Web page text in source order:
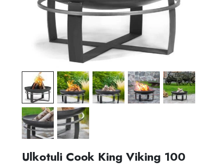
Ulkotuli Cook King Viking 100